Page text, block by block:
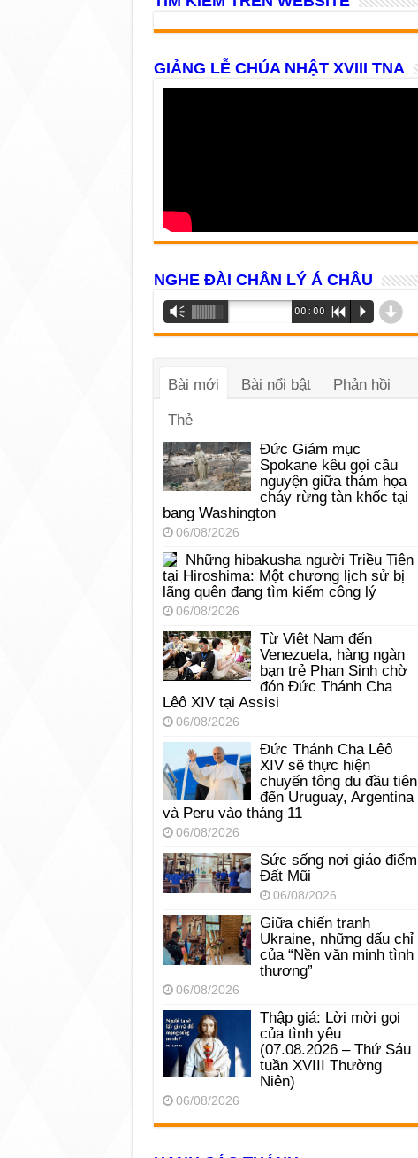
GIẢNG LỄ CHÚA NHẬT XVIII TNA
NGHE ĐÀI CHÂN LÝ Á CHÂU
Trình
phát
âm
Vm 00:00 R P d
Bài mới Bài nổi bật Phản hồi
Thẻ
Đức Giám mục
Spokane kêu gọi cầu
nguyện giữa thảm họa
cháy rừng tàn khốc tại
bang Washington
06/08/2026
Những hibakusha người Triều Tiên
tại Hiroshima: Một chương lịch sử bị
lãng quên đang tìm kiếm công lý
06/08/2026
Từ Việt Nam đến
Venezuela, hàng ngàn
bạn trẻ Phan Sinh chờ
đón Đức Thánh Cha
Lêô XIV tại Assisi
06/08/2026
Đức Thánh Cha Lêô
XIV sẽ thực hiện
chuyến tông du đầu tiên
đến Uruguay, Argentina
và Peru vào tháng 11
06/08/2026
Sức sống nơi giáo điểm
Đất Mũi
06/08/2026
Giữa chiến tranh
Ukraine, những dấu chỉ
của “Nền văn minh tình
thương”
06/08/2026
Thập giá: Lời mời gọi
của tình yêu
(07.08.2026 – Thứ Sáu
tuần XVIII Thường
Niên)
06/08/2026